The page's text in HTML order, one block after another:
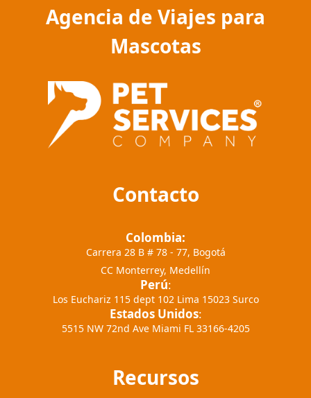
Agencia de Viajes para
Mascotas
Contacto
Colombia:
Carrera 28 B # 78 - 77, Bogotá
CC Monterrey, Medellín
Perú:
Los Euchariz 115 dept 102 Lima 15023 Surco
Estados Unidos:
5515 NW 72nd Ave Miami FL 33166-4205
Recursos